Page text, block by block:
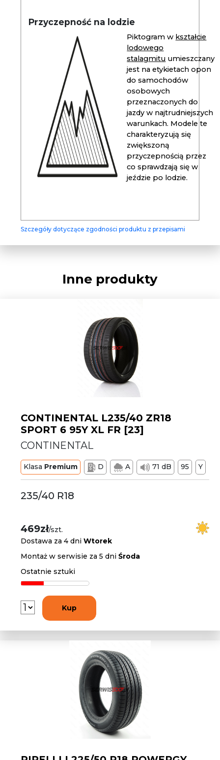
Przyczepność na lodzie
Piktogram w kształcie
lodowego
stalagmitu umieszczany
jest na etykietach opon
do samochodów
osobowych
przeznaczonych do
jazdy w najtrudniejszych
warunkach. Modele te
charakteryzują się
zwiększoną
przyczepnością przez
co sprawdzają się w
jeździe po lodzie.
Szczegóły dotyczące zgodności produktu z przepisami
Inne produkty
CONTINENTAL L235/40 ZR18
SPORT 6 95Y XL FR [23]
CONTINENTAL
Klasa Premium D A 71 dB 95 Y
235/40 R18
469zł/szt.
Dostawa za 4 dniWtorek
Montaż w serwisie za 5 dniŚroda
Ostatnie sztuki
Kup